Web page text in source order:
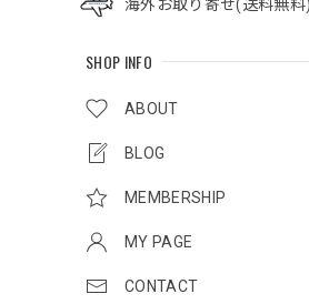
海外お取り寄せ(送料無料)
SHOP INFO
ABOUT
BLOG
MEMBERSHIP
MY PAGE
CONTACT